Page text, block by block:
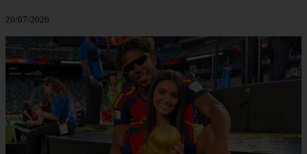
20/07/2026